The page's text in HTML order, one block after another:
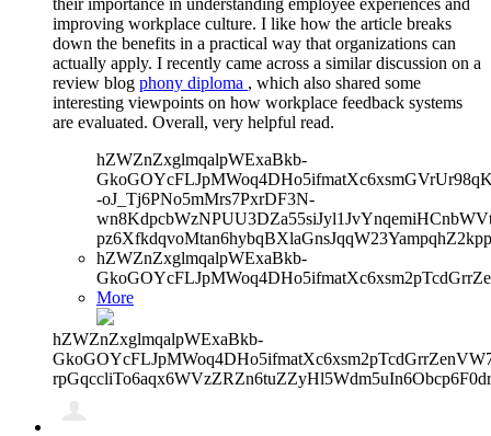
their importance in understanding employee experiences and
improving workplace culture. I like how the article breaks
down the benefits in a practical way that organizations can
actually apply. I recently came across a similar discussion on a
review blog phony diploma , which also shared some
interesting viewpoints on how workplace feedback systems
are evaluated. Overall, very helpful read.
hZWZnZxglmqalpWExaBkb-
-oJ_Tj6PNo5mMrs7PxrDF3N-
hZWZnZxglmqalpWExaBkb-
More
hZWZnZxglmqalpWExaBkb-